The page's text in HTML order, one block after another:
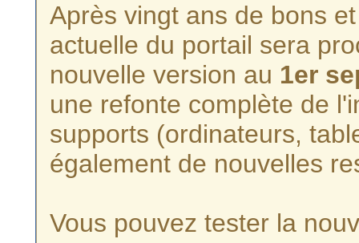
Après vingt ans de bons
actuelle du portail sera
nouvelle version au 1er
une refonte complète de
supports (ordinateurs,
également de nouvelles
Vous pouvez tester la